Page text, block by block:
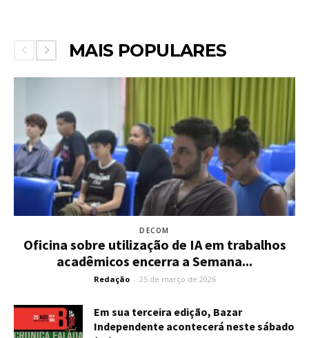
MAIS POPULARES
DECOM
Oficina sobre utilização de IA em trabalhos
acadêmicos encerra a Semana...
Redação - 25 de março de 2026
Em sua terceira edição, Bazar
Independente acontecerá neste sábado